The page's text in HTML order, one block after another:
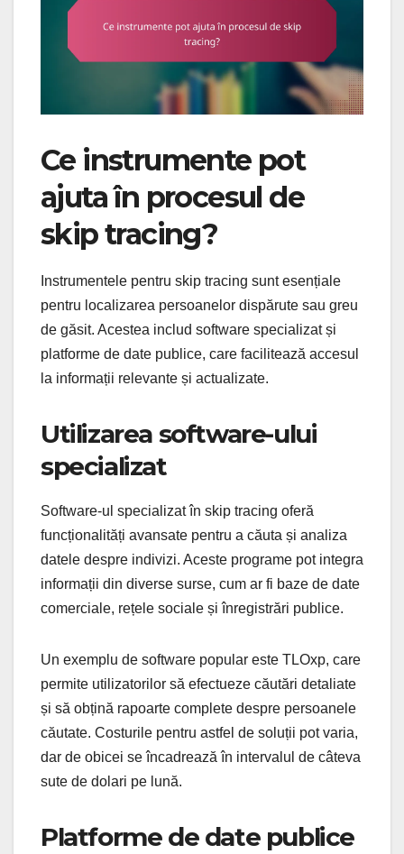
Ce instrumente pot
ajuta în procesul de
skip tracing?
Instrumentele pentru skip tracing sunt esențiale
pentru localizarea persoanelor dispărute sau greu
de găsit. Acestea includ software specializat și
platforme de date publice, care facilitează accesul
la informații relevante și actualizate.
Utilizarea software-ului
specializat
Software-ul specializat în skip tracing oferă
funcționalități avansate pentru a căuta și analiza
datele despre indivizi. Aceste programe pot integra
informații din diverse surse, cum ar fi baze de date
comerciale, rețele sociale și înregistrări publice.
Un exemplu de software popular este TLOxp, care
permite utilizatorilor să efectueze căutări detaliate
și să obțină rapoarte complete despre persoanele
căutate. Costurile pentru astfel de soluții pot varia,
dar de obicei se încadrează în intervalul de câteva
sute de dolari pe lună.
Platforme de date publice